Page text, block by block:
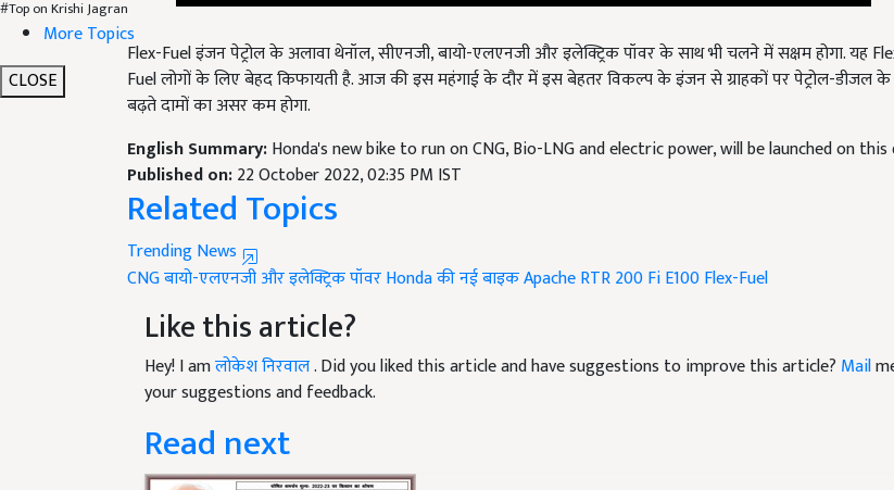
#Top on Krishi Jagran
More Topics
CLOSE
Flex-Fuel इंजन पेट्रोल के अलावा थेनॉल, सीएनजी, बायो-एलएनजी और इलेक्ट्रिक पॉवर के साथ भी चलने में सक्षम होगा. यह Flex-
Fuel लोगों के लिए बेहद किफायती है. आज की इस महंगाई के दौर में इस बेहतर विकल्प के इंजन से ग्राहकों पर पेट्रोल-डीजल के
बढ़ते दामों का असर कम होगा.
English Summary:
Published on:22 October 2022, 02:35 PM IST
Related Topics
Trending News
CNGबायो-एलएनजी और इलेक्ट्रिक पॉवर
Like this article?
Hey! I amलोकेश निरवाल. Did you liked this article and have suggestions to improve this article?
your suggestions and feedback.
Read next